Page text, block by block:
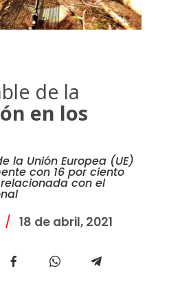
de la
en los
la Unión Europea (UE)
con 16 por ciento
con el
18 de abril, 2021